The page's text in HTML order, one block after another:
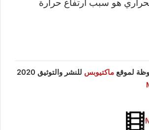
هو سبب ارتفاع حرارة
لموقع ماكتيوبس
للنشر والتوثيق 2020